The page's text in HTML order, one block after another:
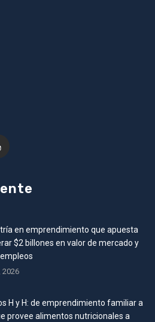
en emprendimiento que apuesta
$2 billones en valor de mercado y
2026
H y H: de emprendimiento familiar a
provee alimentos nutricionales a